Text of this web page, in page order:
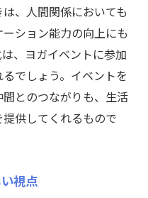
、人間関係においても
ション能力の向上にも
、ヨガイベントに参加
でしょう。イベントを
とのつながりも、生活
供してくれるもので
視点